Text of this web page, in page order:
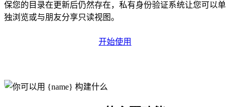
保您的目录在更新后仍然存在，私有身份验证系统让您可以单
独浏览或与朋友分享只读视图。
开始使用